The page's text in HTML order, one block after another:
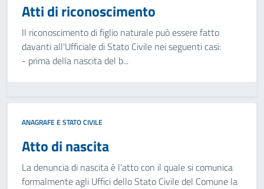
Atti di riconoscimento
Il riconoscimento di figlio naturale può essere fatto
davanti all'Ufficiale di Stato Civile nei seguenti casi:
- prima della nascita del b...
ANAGRAFE E STATO CIVILE
Atto di nascita
La denuncia di nascita è l'atto con il quale si comunica
formalmente agli Uffici dello Stato Civile del Comune la